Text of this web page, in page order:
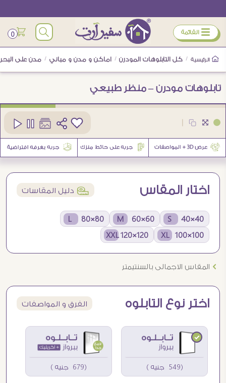
ÿ القائمة 0
الرئيسية / كل التابلوهات المودرن / اماكن و مدن و مباني / مدن على البحر
تابلوهات مودرن – منظر طبيعي
10
اختار المقاس í دليل المقاسات
40×40 S
60×60 M
80×80 L
100×100 XL
120×120 XXL
Ö المقاس الاجمالى بالسنتيمتر
اختر نوع التابلوه الفرق و المواصفات
(549 جنيه ) (679 جنيه )